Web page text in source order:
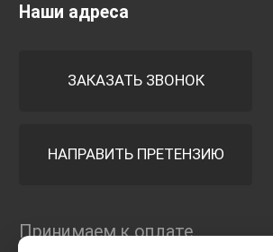
Наши адреса
ЗАКАЗАТЬ ЗВОНОК
НАПРАВИТЬ ПРЕТЕНЗИЮ
Принимаем к оплате